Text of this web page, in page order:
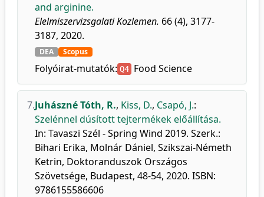
and arginine.
Elelmiszervizsgalati Kozlemen. 66 (4), 3177-
3187, 2020.
DEA Scopus
Folyóirat-mutatók: Q4 Food Science
7.Juhászné Tóth, R., Kiss, D., Csapó, J.:
Szelénnel dúsított tejtermékek előállítása.
In: Tavaszi Szél - Spring Wind 2019. Szerk.:
Bihari Erika, Molnár Dániel, Szikszai-Németh
Ketrin, Doktoranduszok Országos
Szövetsége, Budapest, 48-54, 2020. ISBN:
9786155586606